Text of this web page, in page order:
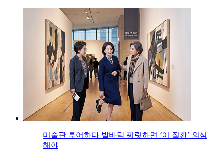
미술관 투어하다 발바닥 찌릿하면 ‘이 질환’ 의심
해야